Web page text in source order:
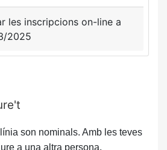
les inscripcions on-line a
2025
son nominals. Amb les teves
a una altra persona.